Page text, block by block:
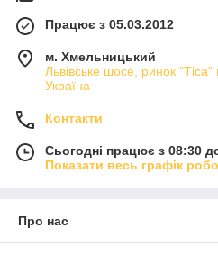
Працює з 05.03.2012
м. Хмельницький
Львівське шосе, ринок
Україна
Контакти
Сьогодні працює з 08:30
Показати весь графік
Про нас